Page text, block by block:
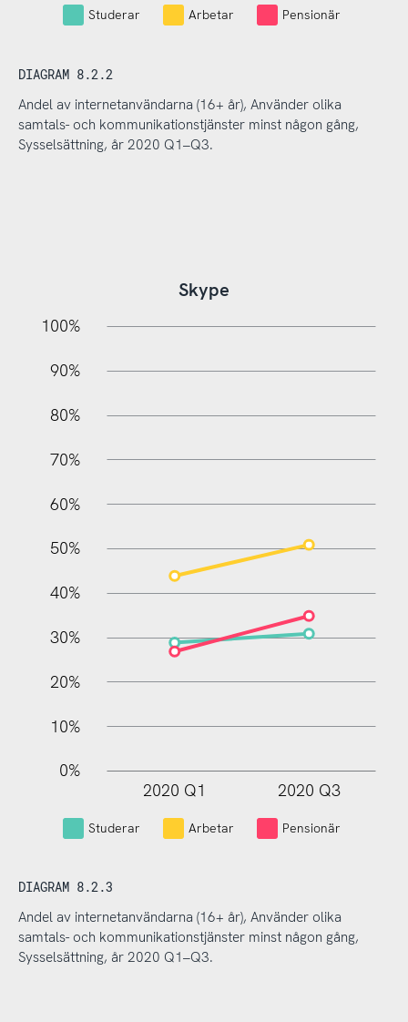
Studerar Arbetar Pensionär
DIAGRAM 8.2.2
Andel av internetanvändarna (16+ år), Använder olika
samtals- och kommunikationstjänster minst någon gång,
Sysselsättning, år 2020 Q1–Q3.
Skype
10%
100%
90%
80%
70%
60%
50%
40%
30%
20%
10%
0%
2020 Q1 2020 Q3
Studerar Arbetar Pensionär
DIAGRAM 8.2.3
Andel av internetanvändarna (16+ år), Använder olika
samtals- och kommunikationstjänster minst någon gång,
Sysselsättning, år 2020 Q1–Q3.